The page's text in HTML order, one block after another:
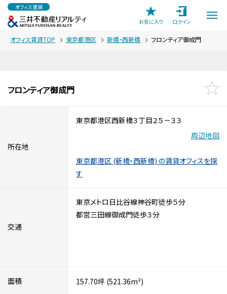
オフィス賃貸
お気に入り
ログイン
オフィス賃貸TOP 東京都港区 新橋・西新橋 フロンティア御成門
フロンティア御成門
所在地
東京都港区西新橋３丁目２５－３３
周辺地図
東京都港区 (新橋・西新橋) の賃貸オフィスを探
す
交通
東京メトロ日比谷線神谷町徒歩５分
都営三田線御成門徒歩３分
面積 157.70坪 (521.36m²)